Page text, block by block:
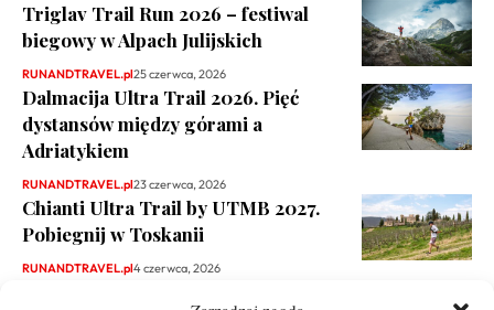
Triglav Trail Run 2026 – festiwal
biegowy w Alpach Julijskich
RUNANDTRAVEL.pl25 czerwca, 2026
Dalmacija Ultra Trail 2026. Pięć
dystansów między górami a
Adriatykiem
RUNANDTRAVEL.pl23 czerwca, 2026
Chianti Ultra Trail by UTMB 2027.
Pobiegnij w Toskanii
RUNANDTRAVEL.pl4 czerwca, 2026